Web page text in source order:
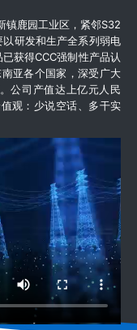
镇鹿园工业区，紧邻S32
研发和生产全系列弱电
获得CCC强制性产品认
亚各个国家，深受广大
公司产值达上亿元人民
观：少说空话、多干实